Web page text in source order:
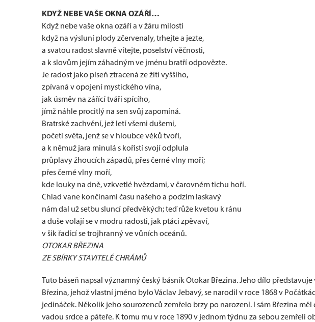
KDYŽ NEBE VAŠE OKNA OZÁŘÍ…
Když nebe vaše okna ozáří a v žáru milosti
když na výsluní plody zčervenaly, trhejte a jezte,
a svatou radost slavně vítejte, poselství věčnosti,
a k slovům jejím záhadným ve jménu bratří odpovězte.
Je radost jako píseň ztracená ze žití vyššího,
zpívaná v opojení mystického vína,
jak úsměv na zářící tváři spícího,
jímž náhle procitlý na sen svůj zapomíná.
Bratrské zachvění, jež letí všemi dušemi,
početí světa, jenž se v hloubce věků tvoří,
a k němuž jara minulá s kořistí svojí odplula
průplavy žhoucích západů, přes černé vlny moří;
přes černé vlny moří,
kde louky na dně, vzkvetlé hvězdami, v čarovném tichu hoří.
Chlad vane končinami času našeho a podzim laskavý
nám dal už setbu sluncí předvěkých; teď růže kvetou k ránu
a duše volají se v modru radosti, jak ptáci zpěvaví,
v šik řadící se trojhranný ve vůních oceánů.
OTOKAR BŘEZINA
ZE SBÍRKY STAVITELÉ CHRÁMŮ
Tuto báseň napsal významný český básník Otokar Březina. Jeho dílo
Březina, jehož vlastní jméno bylo Václav Jebavý, se narodil v roce 1868 v
jedináček. Několik jeho sourozenců zemřelo brzy po narození. I sám Březina
vadou srdce a páteře. K tomu mu v roce 1890 v jednom týdnu za sebou zemřeli